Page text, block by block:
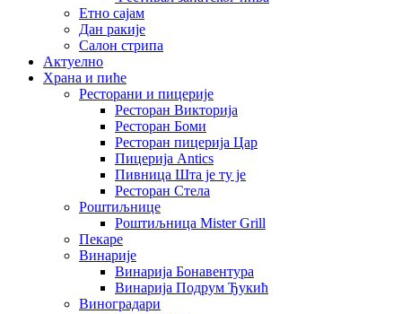
Етно сајам
Дан ракије
Салон стрипа
Актуелно
Храна и пиће
Ресторани и пицерије
Ресторан Викторија
Ресторан Боми
Ресторан пицерија Цар
Пицерија Аntics
Пивница Шта је ту је
Ресторан Стела
Роштиљнице
Роштиљница Mister Grill
Пекаре
Винарије
Винарија Бонавентура
Винарија Подрум Ђукић
Виноградари